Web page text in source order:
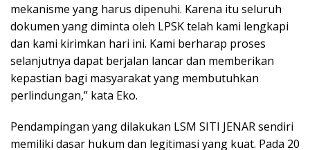
mekanisme yang harus dipenuhi. Karena itu seluruh
dokumen yang diminta oleh LPSK telah kami lengkapi
dan kami kirimkan hari ini. Kami berharap proses
selanjutnya dapat berjalan lancar dan memberikan
kepastian bagi masyarakat yang membutuhkan
perlindungan,” kata Eko.
Pendampingan yang dilakukan LSM SITI JENAR sendiri
memiliki dasar hukum dan legitimasi yang kuat. Pada 20